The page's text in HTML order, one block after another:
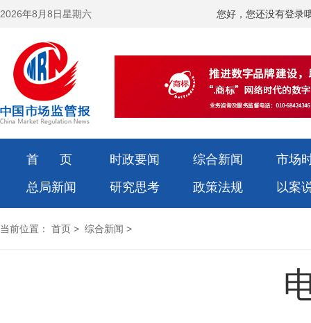
2026年8月8日星期六 您好，您还没有登录
首 页 时政要闻 综合新闻
市场
总局新闻
研究思考 政策法规 以案
当前位置： 首页 > 综合新闻 >